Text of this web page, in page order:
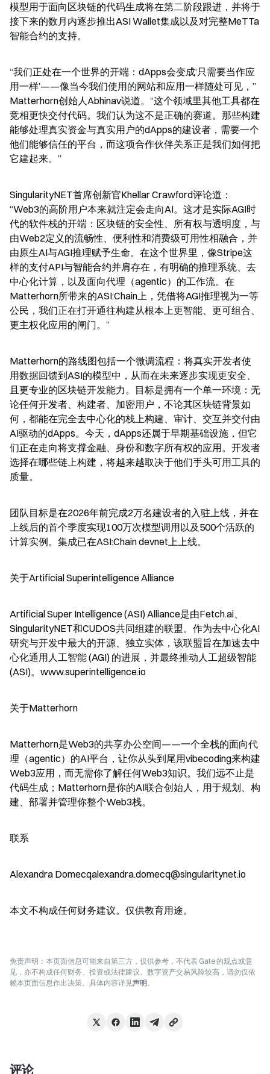
模型用于面向区块链的代码生成将在第二阶段跟进，并将于
接下来的数月内逐步推出ASI Wallet集成以及对完整MeTTa
智能合约的支持。
“我们正处在一个世界的开端：dApps会变成‘只需要当作应
用一样’——像当今我们使用的网站和应用一样随处可见，”
Matterhorn创始人Abhinav说道。“这个领域里其他工具都在
竞相更快交付代码。我们认为这不是正确的赛道。那些构建
能够处理真实资金与真实用户的dApps的建设者，需要一个
他们能够信任的平台，而这项合作伙伴关系正是我们如何把
它建起来。”
SingularityNET首席创新官Khellar Crawford评论道：
“Web3的高阶用户本来就注定会走向AI。这才是实际AGI时
代的软件栈的开端：区块链的安全性、所有权与透明度，与
由Web2定义的流畅性、便利性和消费级可用性相融合，并
由原生AI与AGI推理赋予生命。在这个世界里，像Stripe这
样的支付API与智能合约并肩存在，有明确的推理系统、去
中心化计算，以及面向代理（agentic）的工作流。在
Matterhorn所带来的ASI:Chain上，凭借将AGI推理视为一等
公民，我们正在打开通往构建从根本上更智能、更可组合、
更主权化应用的闸门。”
Matterhorn的路线图包括一个微调流程：将真实开发者使
用数据回馈到ASI的模型中，从而在未来逐步实现更安全、
且更专业的区块链开发能力。目标是拥有一个单一环境：无
论任何开发者、构建者、加密用户，不论其区块链背景如
何，都能在完全去中心化的栈上构建、审计、交互并交付由
AI驱动的dApps。今天，dApps还属于早期基础设施，但它
们正在走向将支撑金融、身份和数字所有权的应用。开发者
选择在哪些链上构建，将越来越取决于他们手头可用工具的
质量。
团队目标是在2026年前完成2万名建设者的入驻上线，并在
上线后的首个季度实现100万次模型调用以及500个活跃的
计算实例。集成已在ASI:Chain devnet上上线。
关于Artificial Superintelligence Alliance
Artificial Super Intelligence (ASI) Alliance是由Fetch.ai、
SingularityNET和CUDOS共同组建的联盟。作为去中心化AI
研究与开发中最大的开源、独立实体，该联盟旨在加速去中
心化通用人工智能 (AGI) 的进展，并最终推动人工超级智能
(ASI)。www.superintelligence.io
关于Matterhorn
Matterhorn是Web3的共享办公空间——一个全栈的面向代
理（agentic）的AI平台，让你从头到尾用vibecoding来构建
Web3应用，而无需你了解任何Web3知识。我们远不止是
代码生成；Matterhorn是你的AI联合创始人，用于规划、构
建、部署并管理你整个Web3栈。
联系
Alexandra Domecqalexandra.domecq@singularitynet.io
本文不构成任何财务建议。仅供教育用途。
免责声明：本页面信息可能来自第三方，仅供参考，不代表 Gate 的观点或意
见，亦不构成任何财务、投资或法律建议。数字资产交易风险较高，请勿仅依
赖本页面信息作出决策。具体内容详见声明。
评论